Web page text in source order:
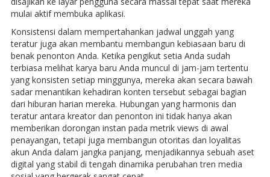
mulai aktif membuka aplikasi.
Konsistensi dalam mempertahankan jadwal unggah yang
teratur juga akan membantu membangun kebiasaan baru di
benak penonton Anda. Ketika pengikut setia Anda sudah
terbiasa melihat karya baru Anda muncul di jam-jam tertentu
yang konsisten setiap minggunya, mereka akan secara bawah
sadar menantikan kehadiran konten tersebut sebagai bagian
dari hiburan harian mereka. Hubungan yang harmonis dan
teratur antara kreator dan penonton ini tidak hanya akan
memberikan dorongan instan pada metrik views di awal
penayangan, tetapi juga membangun otoritas dan loyalitas
akun Anda dalam jangka panjang, menjadikannya sebuah aset
digital yang stabil di tengah dinamika perubahan tren media